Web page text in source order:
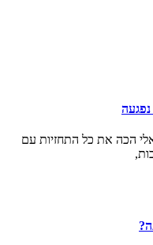
הכה את כל התחזיות עם